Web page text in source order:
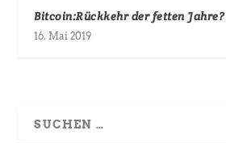
Bitcoin:Rückkehr der fetten Jahre?
16. Mai 2019